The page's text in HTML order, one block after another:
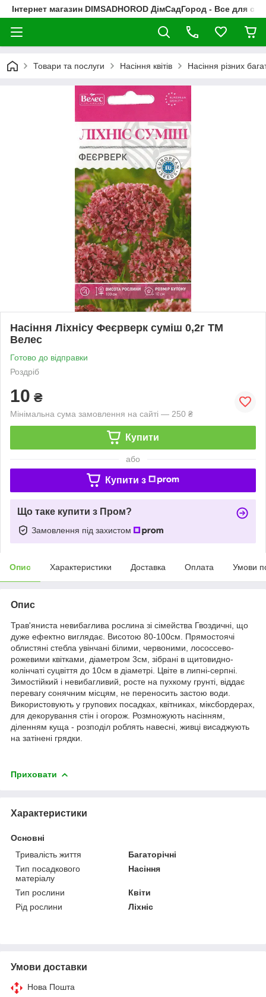
Інтернет магазин DIMSADHOROD ДімСадГород - Все для
Товари та послуги Насіння квітів Насіння різних
Насіння Ліхнісу Феєрверк суміш 0,2г ТМ
Велес
Готово до відправки
Роздріб
10 ₴
Мінімальна сума замовлення на сайті — 250 ₴
Купити
або
Купити з
Що таке купити з Пром?
Замовлення під захистом
Опис Характеристики Доставка Оплата Умови
Опис
Трав'яниста невибаглива рослина зі сімейства Гвоздичні, що
дуже ефектно виглядає. Висотою 80-100см. Прямостоячі
облистяні стебла увінчані білими, червоними, лососсево-
рожевими квітками, діаметром 3см, зібрані в щитовидно-
колінчаті суцвіття до 10см в діаметрі. Цвіте в липні-серпні.
Зимостійкий і невибагливий, росте на пухкому грунті, віддає
перевагу сонячним місцям, не переносить застою води.
Використовують у групових посадках, квітниках, міксбордерах,
для декорування стін і огорож. Розмножують насінням,
діленням куща - розподіл роблять навесні, живці висаджують
на затінені грядки.
Приховати
Характеристики
Основні
Тривалість життя
Багаторічні
Тип посадкового
матеріалу
Насіння
Тип рослини
Квіти
Рід рослини
Ліхніс
Умови доставки
Нова Пошта